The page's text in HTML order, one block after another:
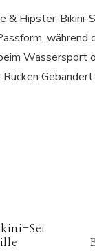
& Hipster-Bikini-
Rücken
Set